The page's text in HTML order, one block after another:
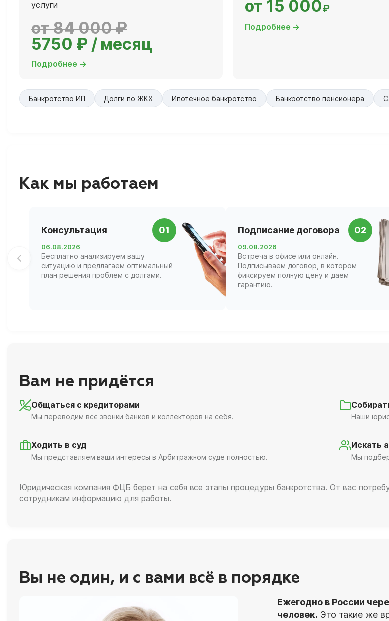
услуги
от 84 000 ₽
5750 ₽ / месяц
Подробнее →
от 15 000₽
Подробнее →
Банкротство ИП Долги по ЖКХ Ипотечное банкротство Банкротство пенсионера
Как мы работаем
Консультация 01
06.08.2026
Бесплатно анализируем вашу
ситуацию и предлагаем оптимальный
план решения проблем с долгами.
Подписание договора 02
09.08.2026
Встреча в офисе или онлайн.
Подписываем договор, в котором
фиксируем полную цену и даем
гарантию.
Вам не придётся
Общаться с кредиторами
Мы переводим все звонки банков и коллекторов на себя. Наши
Ходить в суд
Мы представляем ваши интересы в Арбитражном суде полностью.
Искать
Мы
Юридическая компания ФЦБ берет на себя все этапы процедуры банкротства. От вас
сотрудникам информацию для работы.
Вы не один, и с вами всё в порядке
Ежегодно в России
человек. Это такие же